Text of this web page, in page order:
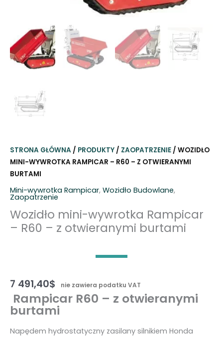
STRONA GŁÓWNA / PRODUKTY / ZAOPATRZENIE / WOZIDŁO
MINI-WYWROTKA RAMPICAR – R60 – Z OTWIERANYMI
BURTAMI
Mini-wywrotka Rampicar, Wozidło Budowlane,
Zaopatrzenie
Wozidło mini-wywrotka Rampicar
– R60 – z otwieranymi burtami
7 491,40$ nie zawiera podatku VAT
Rampicar R60 – z otwieranymi
burtami
Napędem hydrostatyczny zasilany silnikiem Honda